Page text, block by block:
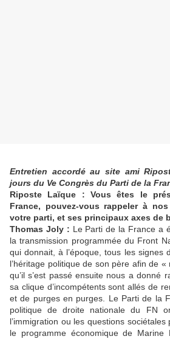
Entretien accordé au site ami
jours du Ve Congrès du Parti de la
Riposte Laïque : Vous êtes le
France, pouvez-vous rappeler à
votre parti, et ses principaux axes de
Thomas Joly : Le Parti de la France a
la transmission programmée du Front
qui donnait, à l’époque, tous les signes
l’héritage politique de son père afin de
qu’il s’est passé ensuite nous a donné
sa clique d’incompétents sont allés de
et de purges en purges. Le Parti de la
politique de droite nationale du FN
l’immigration ou les questions sociétales
le programme économique de Marine